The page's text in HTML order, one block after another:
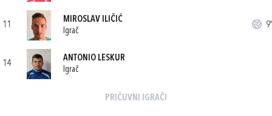
11
MIROSLAV ILIČIĆ
Igrač
9'
14
ANTONIO LESKUR
Igrač
PRIČUVNI IGRAČI